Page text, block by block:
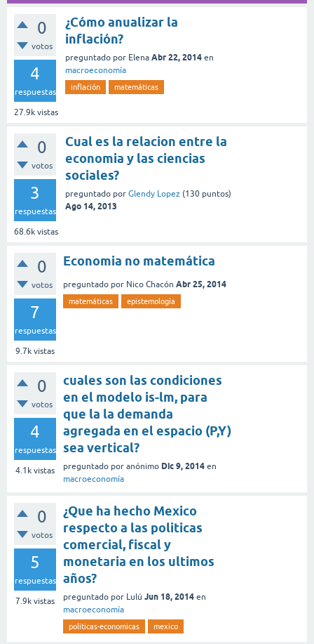
0
votos
4
respuestas
27.9k vistas
¿Cómo anualizar la
inflación?
preguntado por Elena Abr 22, 2014 en
macroeconomía
inflación matemáticas
0
votos
3
respuestas
68.6k vistas
Cual es la relacion entre la
economia y las ciencias
sociales?
preguntado por Glendy Lopez (130 puntos)
Ago 14, 2013
0
votos
7
respuestas
9.7k vistas
Economia no matemática
preguntado por Nico Chacón Abr 25, 2014
matemáticas epistemología
0
votos
4
respuestas
4.1k vistas
cuales son las condiciones
en el modelo is-lm, para
que la la demanda
agregada en el espacio (P,Y)
sea vertical?
preguntado por anónimo Dic 9, 2014 en
macroeconomía
0
votos
5
respuestas
7.9k vistas
¿Que ha hecho Mexico
respecto a las politicas
comercial, fiscal y
monetaria en los ultimos
años?
preguntado por Lulú Jun 18, 2014 en
macroeconomía
politicas-economicas mexico